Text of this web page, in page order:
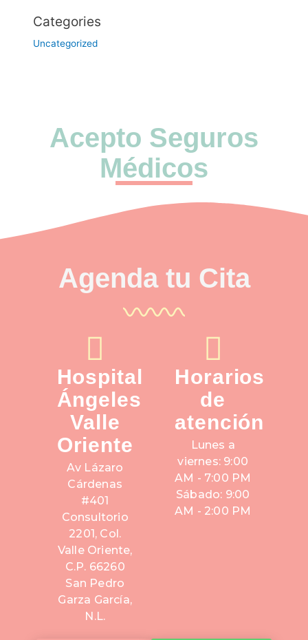
Categories
Uncategorized
Acepto Seguros
Médicos
Agenda tu Cita
Hospital
Ángeles
Valle
Oriente
Av Lázaro
Cárdenas
#401
Consultorio
2201, Col.
Valle Oriente,
C.P. 66260
San Pedro
Garza García,
N.L.
Horarios
de
atención
Lunes a
viernes: 9:00
AM - 7:00 PM
Sábado: 9:00
AM - 2:00 PM